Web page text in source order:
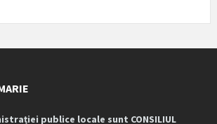
publice locale sunt CONSILIUL